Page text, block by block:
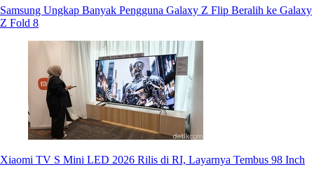
Samsung Ungkap Banyak Pengguna Galaxy Z Flip Beralih ke Galaxy
Z Fold 8
Xiaomi TV S Mini LED 2026 Rilis di RI, Layarnya Tembus 98 Inch